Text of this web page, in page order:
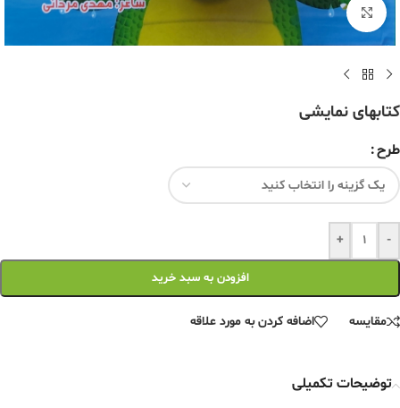
برای بزرگنمایی کلیک کنید
کتابهای نمایشی
طرح
-
+
افزودن به سبد خرید
مقایسه اضافه کردن به مورد علاقه
توضیحات تکمیلی